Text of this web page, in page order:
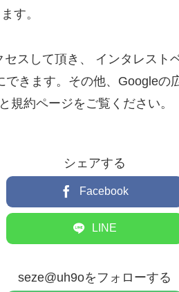
す。
スして頂き、 インタレスト
きます。その他、Googleの
規約ページをご覧ください。
シェアする
Facebook
LINE
seze@uh9oをフォローする